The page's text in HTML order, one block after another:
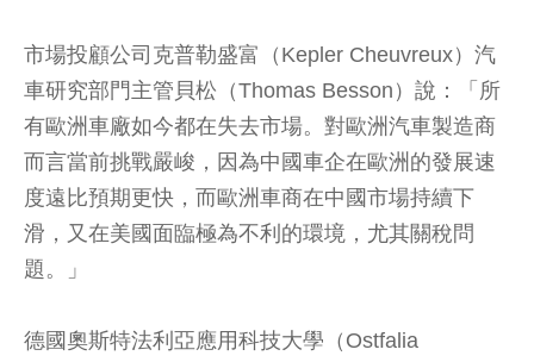
市場投顧公司克普勒盛富（Kepler Cheuvreux）汽
車研究部門主管貝松（Thomas Besson）說：「所
有歐洲車廠如今都在失去市場。對歐洲汽車製造商
而言當前挑戰嚴峻，因為中國車企在歐洲的發展速
度遠比預期更快，而歐洲車商在中國市場持續下
滑，又在美國面臨極為不利的環境，尤其關稅問
題。」
德國奧斯特法利亞應用科技大學（Ostfalia